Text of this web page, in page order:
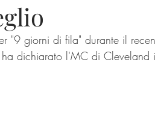
"9 giorni di fila" durante il
dichiarato l'MC di Cleveland